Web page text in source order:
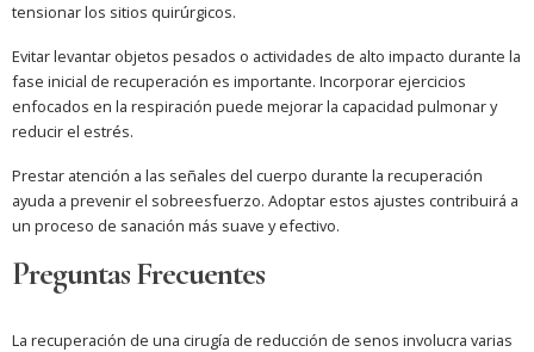
tensionar los sitios quirúrgicos.
Evitar levantar objetos pesados o actividades de alto impacto durante la
fase inicial de recuperación es importante. Incorporar ejercicios
enfocados en la respiración puede mejorar la capacidad pulmonar y
reducir el estrés.
Prestar atención a las señales del cuerpo durante la recuperación
ayuda a prevenir el sobreesfuerzo. Adoptar estos ajustes contribuirá a
un proceso de sanación más suave y efectivo.
Preguntas Frecuentes
La recuperación de una cirugía de reducción de senos involucra varias